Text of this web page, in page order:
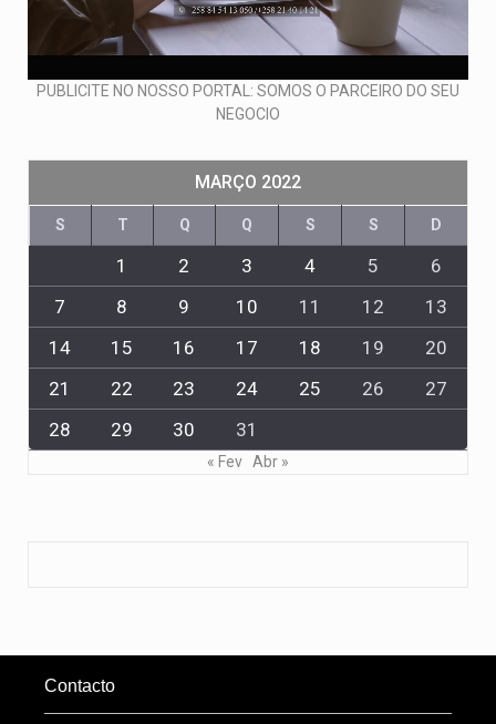
PUBLICITE NO NOSSO PORTAL: SOMOS O PARCEIRO DO SEU
NEGOCIO
MARÇO 2022
S T Q Q S S D
1 2 3 4 5
6
7
8 9 10 11 12
13
14
15 16 17 18 19
20
21
22 23 24 25 26
27
28
29 30 31
« Fev Abr »
Contacto